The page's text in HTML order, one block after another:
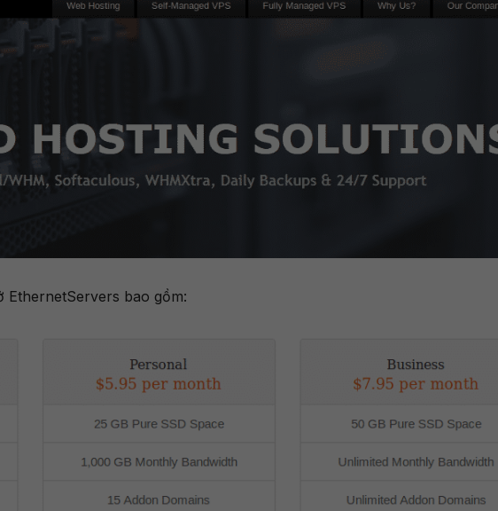
EthernetServers bao gồm: